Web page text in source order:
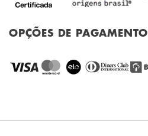
OPÇÕES DE PAGAMENTO